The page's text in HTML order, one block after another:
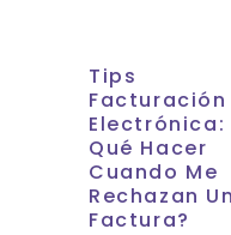
Tips
Facturación
Electrónica:
Qué Hacer
Cuando Me
Rechazan
Factura?